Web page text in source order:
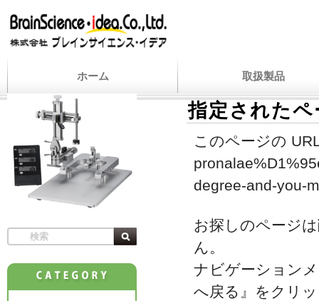
ホーム 取扱製品
指定された
このページの
degree-and-you-
お探しのページ
ん。
ナビゲーション
へ戻る』をクリ